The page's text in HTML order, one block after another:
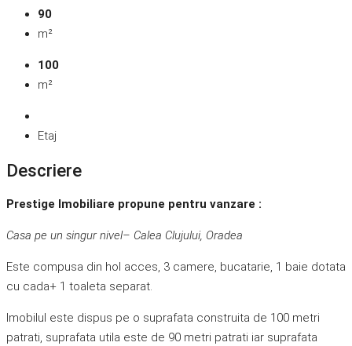
90
m²
100
m²
Etaj
Descriere
Prestige Imobiliare propune pentru vanzare :
Casa pe un singur nivel– Calea Clujului, Oradea
Este compusa din hol acces, 3 camere, bucatarie, 1 baie dotata
cu cada+ 1 toaleta separat.
Imobilul este dispus pe o suprafata construita de 100 metri
patrati, suprafata utila este de 90 metri patrati iar suprafata